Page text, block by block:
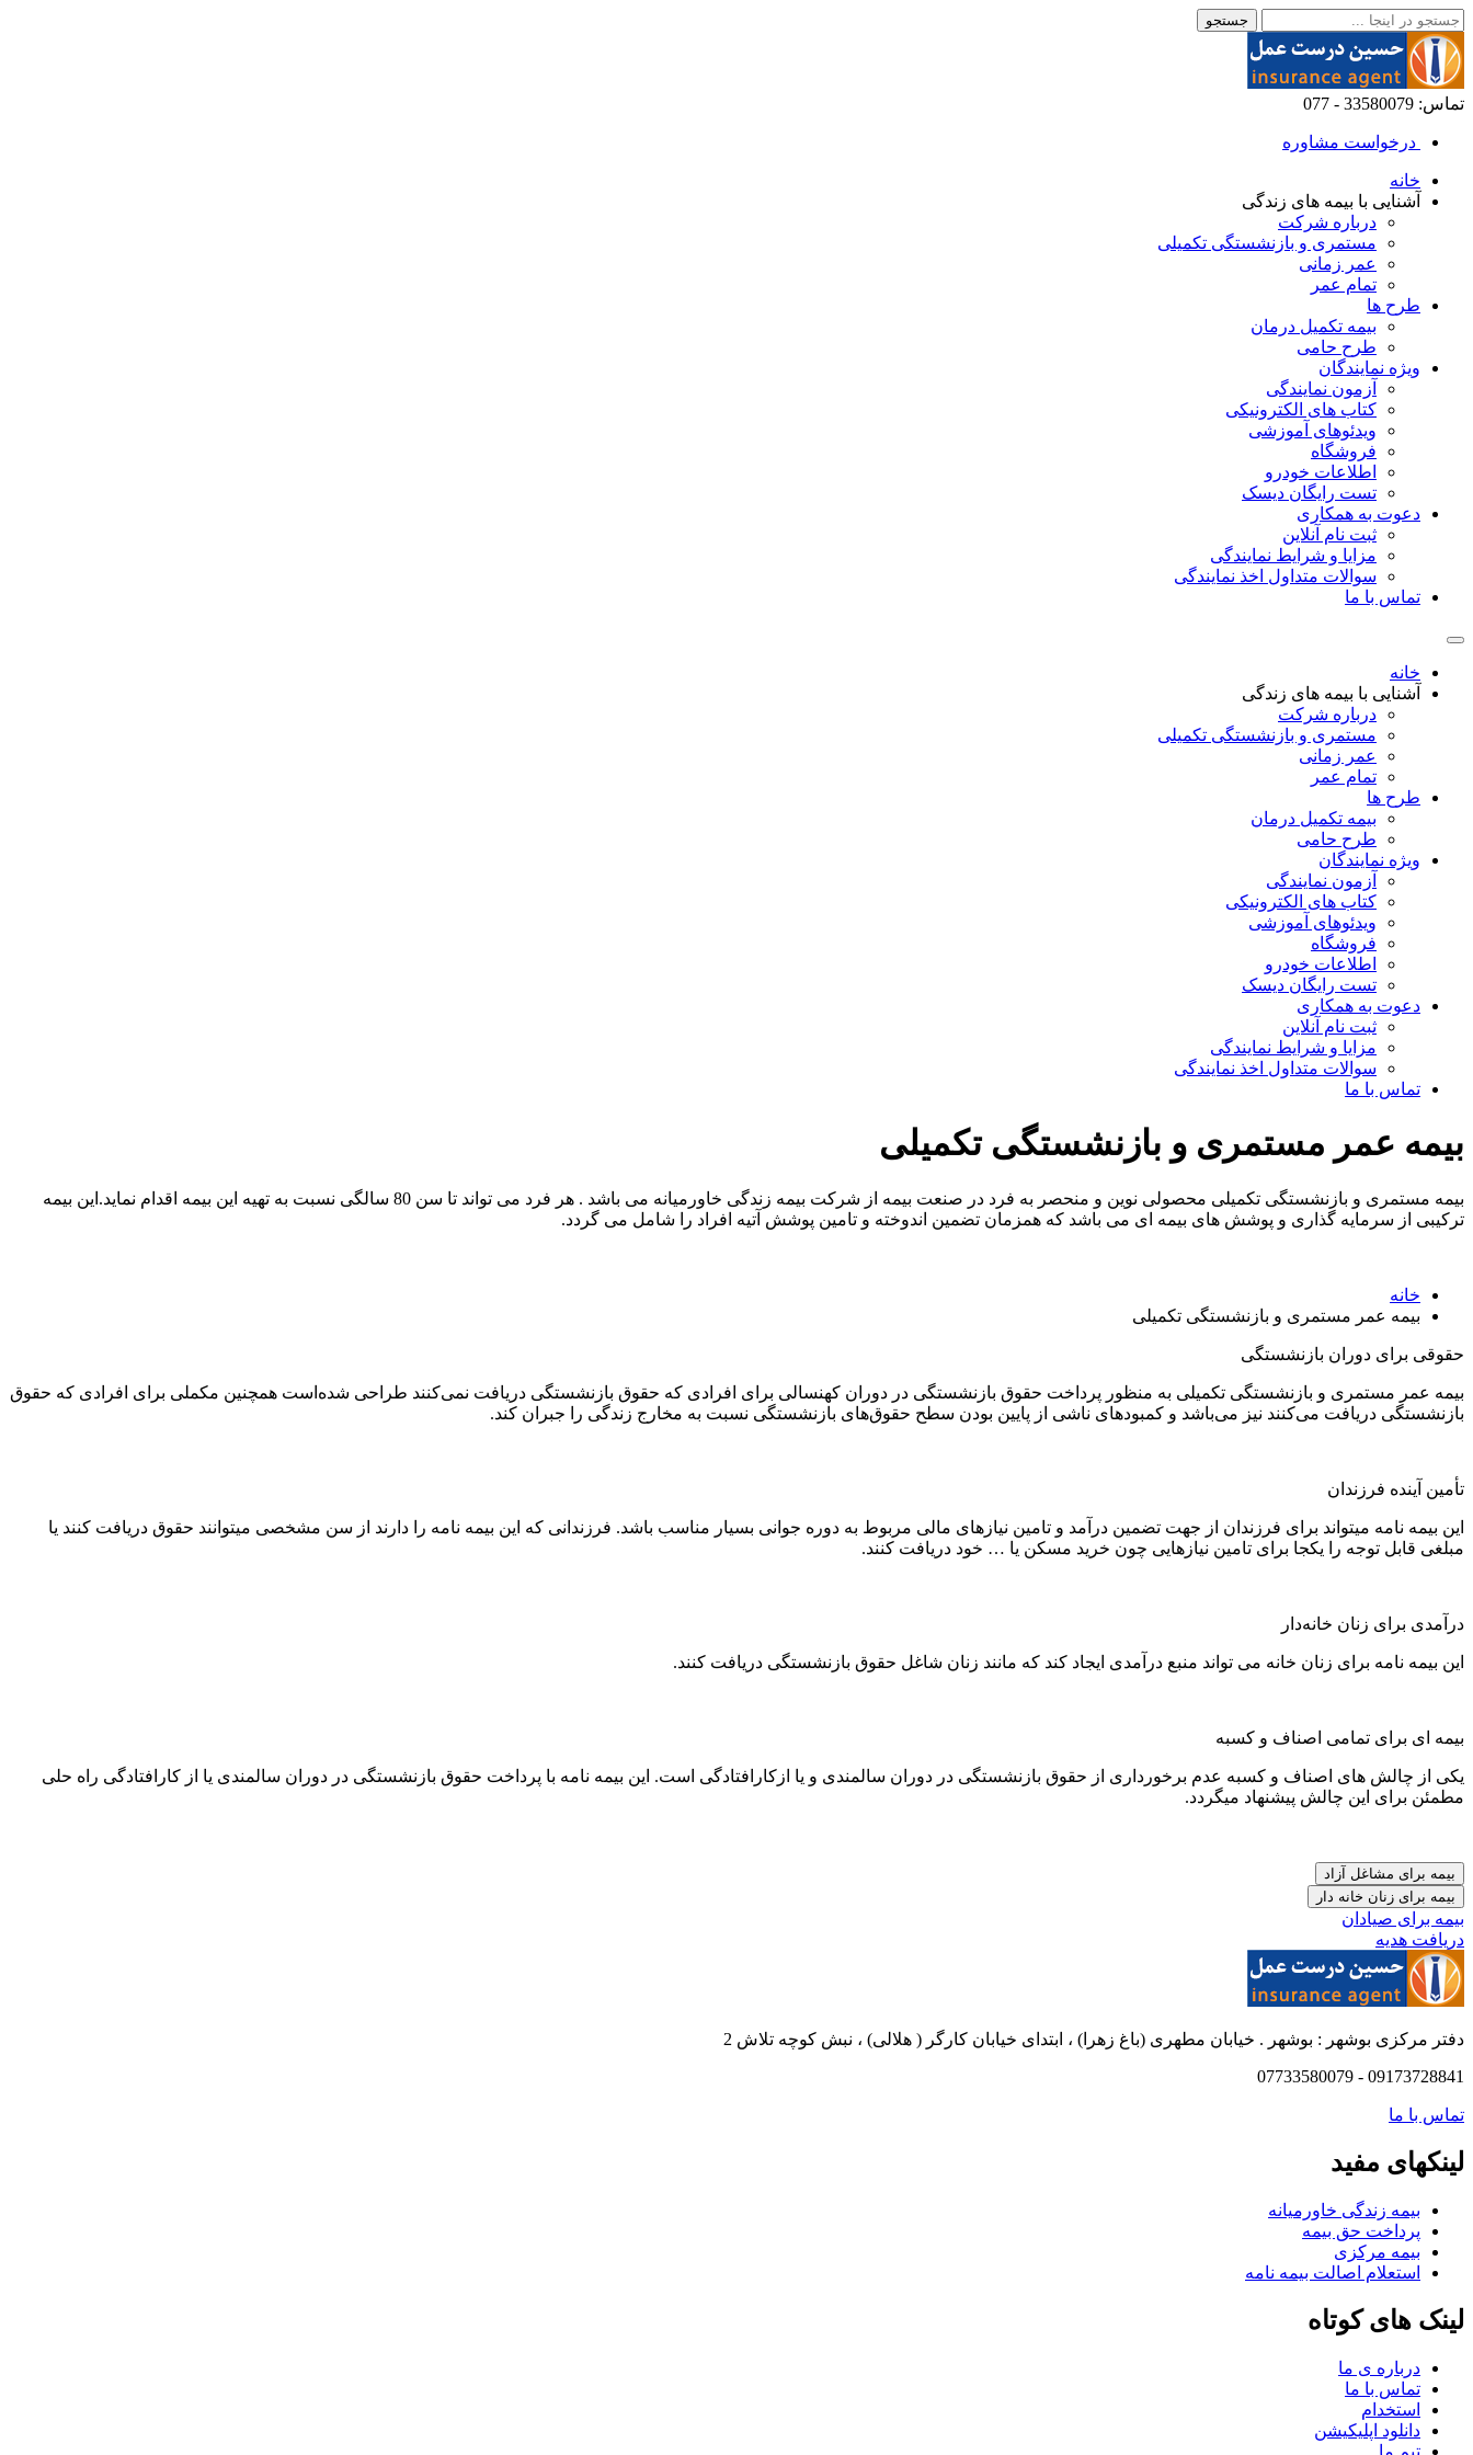
تماس: 33580079 - 077
درخواست مشاوره
خانه
آشنایی با بیمه های زندگی
درباره شرکت
مستمری و بازنشستگی تکمیلی
عمر زمانی
تمام عمر
طرح ها
بیمه تکمیل درمان
طرح حامی
ویژه نمایندگان
آزمون نمایندگی
کتاب های الکترونیکی
ویدئوهای آموزشی
فروشگاه
اطلاعات خودرو
تست رایگان دیسک
دعوت به همکاری
ثبت نام آنلاین
مزایا و شرایط نمایندگی
سوالات متداول اخذ نمایندگی
تماس با ما
خانه
آشنایی با بیمه های زندگی
درباره شرکت
مستمری و بازنشستگی تکمیلی
عمر زمانی
تمام عمر
طرح ها
بیمه تکمیل درمان
طرح حامی
ویژه نمایندگان
آزمون نمایندگی
کتاب های الکترونیکی
ویدئوهای آموزشی
فروشگاه
اطلاعات خودرو
تست رایگان دیسک
دعوت به همکاری
ثبت نام آنلاین
مزایا و شرایط نمایندگی
سوالات متداول اخذ نمایندگی
تماس با ما
بیمه عمر مستمری و بازنشستگی تکمیلی
بیمه مستمری و بازنشستگی تکمیلی محصولی نوین و منحصر به فرد در صنعت بیمه از شرکت بیمه زندگی خاورمیانه می باشد . هر فرد می تواند تا سن 80 سالگی نسبت به تهیه این بیمه اقدام نماید.این بیمه
ترکیبی از سرمایه گذاری و پوشش های بیمه ای می باشد که همزمان تضمین اندوخته و تامین پوشش آتیه افراد را شامل می گردد.
خانه
بیمه عمر مستمری و بازنشستگی تکمیلی
حقوقی برای دوران بازنشستگی
بیمه عمر مستمری و بازنشستگی تکمیلی به منظور پرداخت حقوق بازنشستگی در دوران کهنسالی برای افرادی که حقوق بازنشستگی دریافت نمی‌کنند طراحی شده‌است همچنین مکملی برای افرادی که حقوق
بازنشستگی دریافت می‌کنند نیز می‌باشد و کمبودهای ناشی از پایین بودن سطح حقوق‌های بازنشستگی نسبت به مخارج زندگی را جبران کند.
تأمین آینده فرزندان
این بیمه نامه میتواند برای فرزندان از جهت تضمین درآمد و تامین نیازهای مالی مربوط به دوره جوانی بسیار مناسب باشد. فرزندانی که این بیمه نامه را دارند از سن مشخصی میتوانند حقوق دریافت کنند یا
مبلغی قابل توجه را یکجا برای تامین نیازهایی چون خرید مسکن یا … خود دریافت کنند.
درآمدی برای زنان خانه‌دار
این بیمه نامه برای زنان خانه می تواند منبع درآمدی ایجاد کند که مانند زنان شاغل حقوق بازنشستگی دریافت کنند.
بیمه ای برای تمامی اصناف و کسبه
یکی از چالش های اصناف و کسبه عدم برخورداری از حقوق بازنشستگی در دوران سالمندی و یا ازکارافتادگی است. این بیمه نامه با پرداخت حقوق بازنشستگی در دوران سالمندی یا از کارافتادگی راه حلی
مطمئن برای این چالش پیشنهاد میگردد.
بیمه برای مشاغل آزاد
بیمه برای زنان خانه دار
بیمه برای صیادان
دریافت هدیه
دفتر مرکزی بوشهر : بوشهر . خیابان مطهری (باغ زهرا) ، ابتدای خیابان کارگر ( هلالی) ، نبش کوچه تلاش 2
09173728841 - 07733580079
تماس با ما
لینکهای مفید
بیمه زندگی خاورمیانه
پرداخت حق بیمه
بیمه مرکزی
استعلام اصالت بیمه نامه
لینک های کوتاه
درباره ی ما
تماس با ما
استخدام
دانلود اپلیکیشن
تیم ما